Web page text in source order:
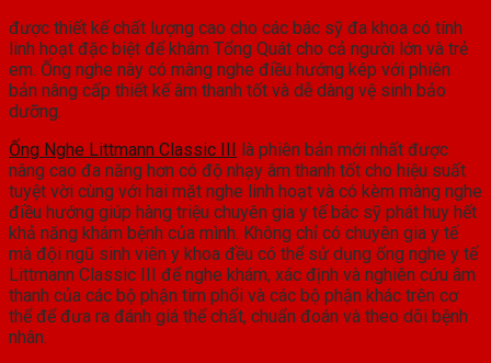
được thiết kế chất lượng cao cho các bác sỹ đa khoa có tính
linh hoạt đặc biệt để khám Tổng Quát cho cả người lớn và trẻ
em. Ống nghe này có màng nghe điều hướng kép với phiên
bản nâng cấp thiết kế âm thanh tốt và dễ dàng vệ sinh bảo
dưỡng.
Ống Nghe Littmann Classic III là phiên bản mới nhất được
nâng cao đa năng hơn có độ nhạy âm thanh tốt cho hiệu suất
tuyệt vời cùng với hai mặt nghe linh hoạt và có kèm màng nghe
điều hướng giúp hàng triệu chuyên gia y tế bác sỹ phát huy hết
khả năng khám bệnh của mình. Không chỉ có chuyên gia y tế
mà đội ngũ sinh viên y khoa đều có thể sử dụng ống nghe y tế
Littmann Classic III để nghe khám, xác định và nghiên cứu âm
thanh của các bộ phận tim phổi và các bộ phận khác trên cơ
thể để đưa ra đánh giá thể chất, chuẩn đoán và theo dõi bệnh
nhân.